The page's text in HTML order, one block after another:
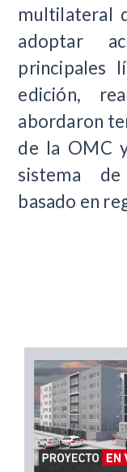
multilateral
adoptar
principales
edición,
abordaron
de la OMC
sistema
basado en